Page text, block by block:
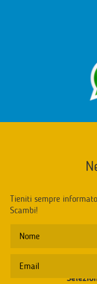
Tieniti sempre
Scambi!